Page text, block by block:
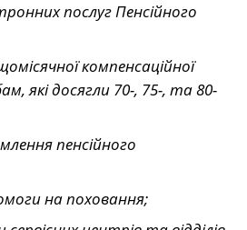
послуг Пенсійного
компенсаційної
які досягли 70-, 75-, та 80-
пенсійного
на поховання;